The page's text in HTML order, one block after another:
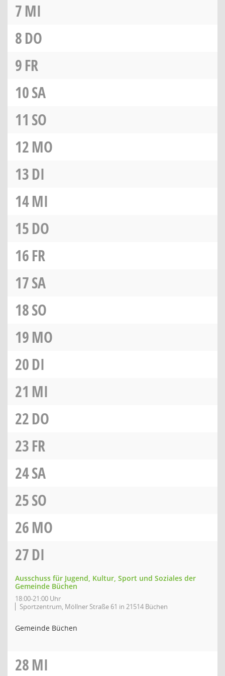
7MI
8DO
9FR
10SA
11 SO
12MO
13DI
14MI
15DO
16FR
17SA
18SO
19MO
20DI
21 MI
22DO
23FR
24SA
25SO
26MO
27DI
Ausschuss für Jugend, Kultur, Sport und Soziales der
Gemeinde Büchen
18:00-21:00 Uhr
Sportzentrum, Möllner Straße 61 in 21514 Büchen
Gemeinde Büchen
28MI